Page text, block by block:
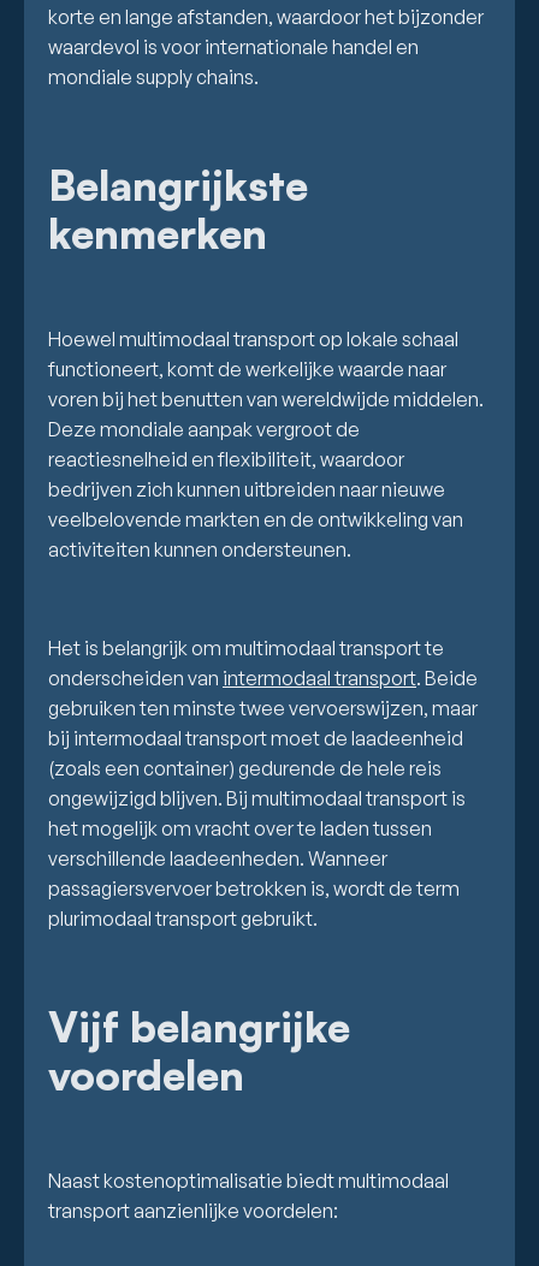
korte en lange afstanden, waardoor het bijzonder
waardevol is voor internationale handel en
mondiale supply chains.
Belangrijkste
kenmerken
Hoewel multimodaal transport op lokale schaal
functioneert, komt de werkelijke waarde naar
voren bij het benutten van wereldwijde middelen.
Deze mondiale aanpak vergroot de
reactiesnelheid en flexibiliteit, waardoor
bedrijven zich kunnen uitbreiden naar nieuwe
veelbelovende markten en de ontwikkeling van
activiteiten kunnen ondersteunen.
Het is belangrijk om multimodaal transport te
onderscheiden van intermodaal transport. Beide
gebruiken ten minste twee vervoerswijzen, maar
bij intermodaal transport moet de laadeenheid
(zoals een container) gedurende de hele reis
ongewijzigd blijven. Bij multimodaal transport is
het mogelijk om vracht over te laden tussen
verschillende laadeenheden. Wanneer
passagiersvervoer betrokken is, wordt de term
plurimodaal transport gebruikt.
Vijf belangrijke
voordelen
Naast kostenoptimalisatie biedt multimodaal
transport aanzienlijke voordelen: